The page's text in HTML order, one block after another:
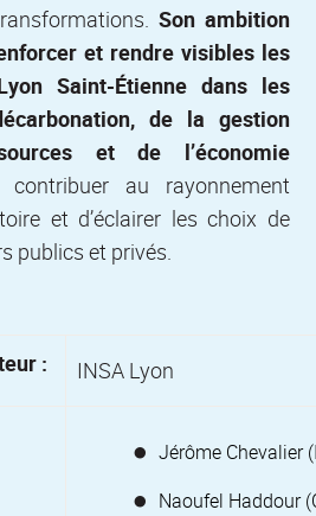
Son ambition
et rendre visibles les
Saint-Étienne dans les
de la gestion
et de l’économie
au rayonnement
et d’éclairer les choix de
publics et privés.
: INSA Lyon
Jérôme Chevalier
Naoufel Haddour